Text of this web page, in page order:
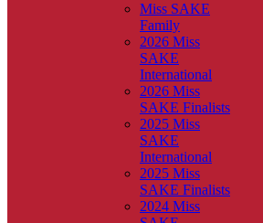
Miss SAKE
Family
2026 Miss
SAKE
International
2026 Miss
SAKE Finalists
2025 Miss
SAKE
International
2025 Miss
SAKE Finalists
2024 Miss